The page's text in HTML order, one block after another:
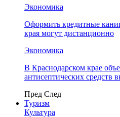
Экономика
Оформить кредитные
края могут дистанционно
Экономика
В Краснодарском крае
антисептических средств
Пред След
Туризм
Культура